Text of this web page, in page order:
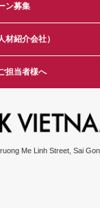
ン募集
紹介会社）
担当者様へ
Me Linh Street, Sai